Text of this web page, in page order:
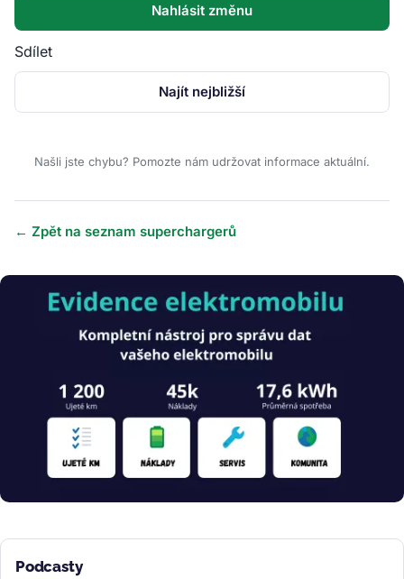
Nahlásit změnu
Sdílet
Najít nejbližší
Našli jste chybu? Pomozte nám udržovat informace aktuální.
← Zpět na seznam superchargerů
Obrázek
Podcasty